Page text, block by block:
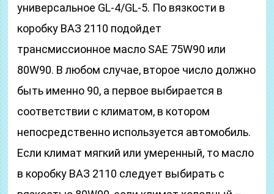
универсальное GL-4/GL-5. По вязкости в
коробку ВАЗ 2110 подойдет
трансмиссионное масло SAE 75W90 или
80W90. В любом случае, второе число должно
быть именно 90, а первое выбирается в
соответствии с климатом, в котором
непосредственно используется автомобиль.
Если климат мягкий или умеренный, то масло
в коробку ВАЗ 2110 следует выбирать с